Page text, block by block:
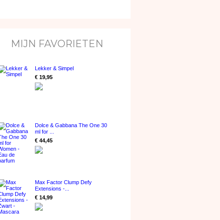
MIJN FAVORIETEN
Lekker & Simpel
€ 19,95
Dolce & Gabbana The One 30
ml for ...
€ 44,45
Max Factor Clump Defy
Extensions -...
€ 14,99